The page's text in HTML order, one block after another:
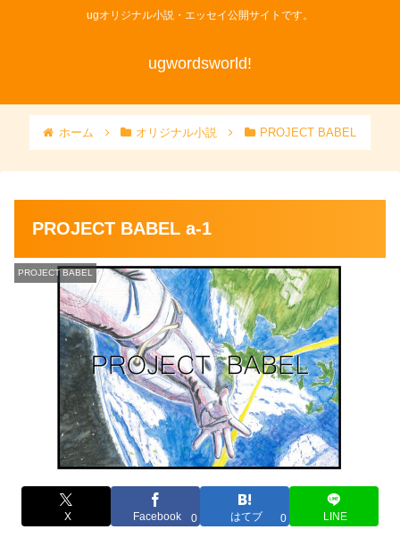
ugオリジナル小説・エッセイ公開サイトです。
ugwordsworld!
ホーム オリジナル小説 PROJECT BABEL
PROJECT BABEL a-1
PROJECT BABEL
X Facebook 0 はてブ 0 LINE